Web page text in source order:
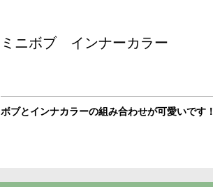
ミニボブ インナーカラー
ボブとインナカラーの組み合わせが可愛いです！